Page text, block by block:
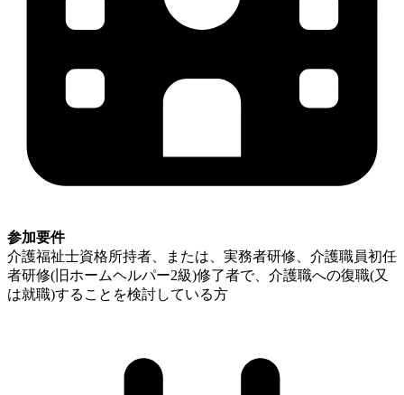
参加要件
介護福祉士資格所持者、または、実務者研修、介護職員初任
者研修(旧ホームヘルパー2級)修了者で、介護職への復職(又
は就職)することを検討している方